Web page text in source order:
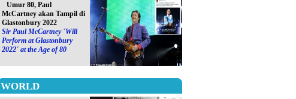
Umur 80, Paul
McCartney akan Tampil di
Glastonbury 2022
Sir Paul McCartney ´Will
Perform at Glastonbury
2022´ at the Age of 80
WORLD